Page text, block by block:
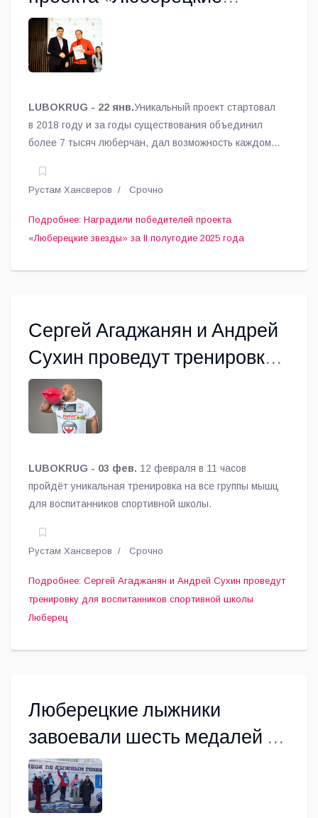
звезды» за II полугодие 2025
года
LUBOKRUG - 22 янв.Уникальный проект стартовал
в 2018 году и за годы существования объединил
более 7 тысяч люберчан, дал возможность каждому
спорткомитете.
Рустам Хансверов Срочно
Подробнее: Наградили победителей проекта
«Люберецкие звезды» за II полугодие 2025 года
Сергей Агаджанян и Андрей
Сухин проведут тренировку
для воспитанников
спортивной школы Люберец
LUBOKRUG - 03 фев. 12 февраля в 11 часов
пройдёт уникальная тренировка на все группы мышц
для воспитанников спортивной школы.
Рустам Хансверов Срочно
Подробнее: Сергей Агаджанян и Андрей Сухин проведут
тренировку для воспитанников спортивной школы
Люберец
Люберецкие лыжники
завоевали шесть медалей на
Кубке Раменского района